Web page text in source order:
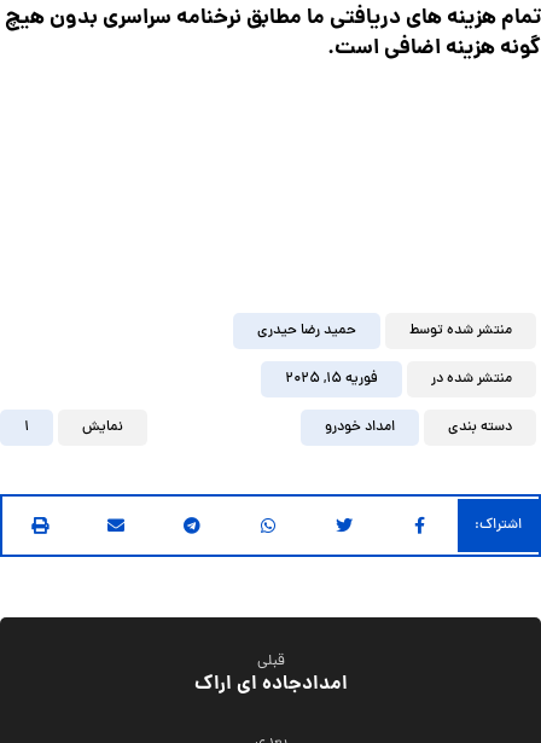
تمام هزینه های دریافتی ما مطابق نرخنامه سراسری بدون هیچ
گونه هزینه اضافی است.
منتشر شده توسط حمید رضا حیدری
منتشر شده در فوریه ۱۵, ۲۰۲۵
دسته بندی امداد خودرو نمایش 1
قبلی
امدادجاده ای اراک